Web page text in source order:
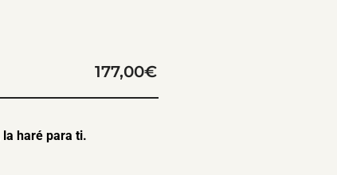
177,00€
haré para ti.